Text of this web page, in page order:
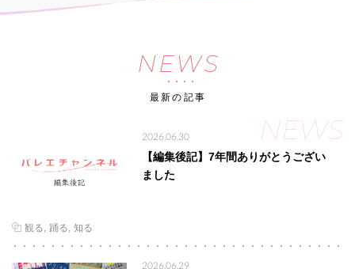
NEWS
最新の記事
NEWS
2026.06.30
【編集後記】7年間ありがとうござい
ました
観る 踊る 知る
2026.06.29